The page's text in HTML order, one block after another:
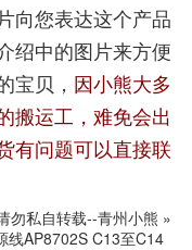
向您表达这个产品
绍中的图片来方便
宝贝， 因小熊大多
搬运工，难免会出
有问题可以直接联
勿私自转载--青州小熊 »
线AP8702S C13至C14